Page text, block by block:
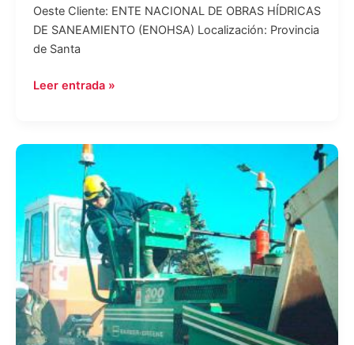
Oeste Cliente: ENTE NACIONAL DE OBRAS HÍDRICAS
DE SANEAMIENTO (ENOHSA) Localización: Provincia
de Santa
Leer entrada »
Pavimentación
600
cuadras
en
Comodoro
Rivadavia